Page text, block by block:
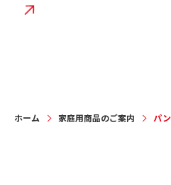
ホーム 家庭用商品のご案内 パ